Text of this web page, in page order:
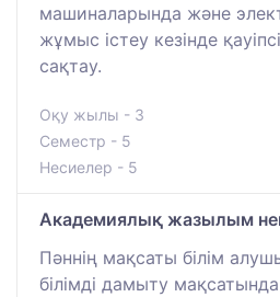
машиналарында және
жұмыс істеу кезінде
сақтау.
Оқу жылы - 3
Семестр - 5
Несиелер - 5
Академиялық жазылым
Пәннің мақсаты білім
білімді дамыту